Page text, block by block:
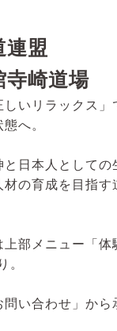
連盟
寺崎道場
いリラックス」
へ。
日本人としての
の育成を目指す
部メニュー「体
。
い合わせ」から